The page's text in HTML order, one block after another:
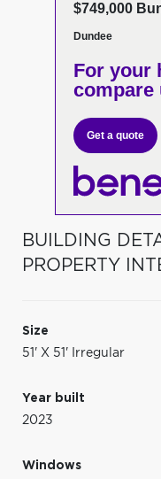
$749,000
Dundee
For your
compare
Get a quote
BUILDING
PROPERTY
Size
51' X 51' Irregular
Year built
2023
Windows